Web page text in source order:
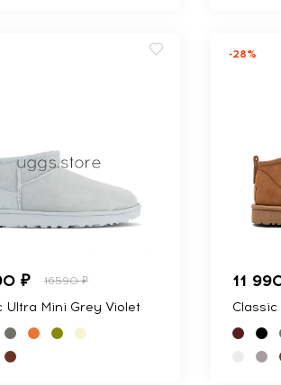
₽ 16590 ₽
Ultra Mini Grey Violet
-28%
11